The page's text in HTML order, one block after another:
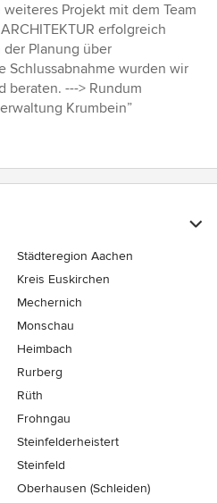
weiteres Projekt mit dem Team
erfolgreich
Planung über
Schlussabnahme wurden wir
beraten. ---> Rundum
Krumbein”
Städteregion Aachen
Kreis Euskirchen
Mechernich
Monschau
Heimbach
Rurberg
Rüth
Frohngau
Steinfelderheistert
Steinfeld
Oberhausen (Schleiden)